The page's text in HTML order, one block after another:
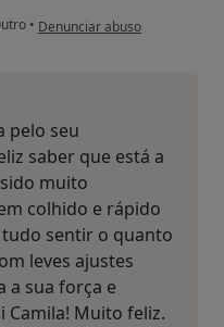
• na opinião do utilizador
Denunciar abuso
pelo seu
saber que está a
muito
colhido e rápido
tudo sentir o quanto
leves ajustes
a sua força e
Camila! Muito feliz.